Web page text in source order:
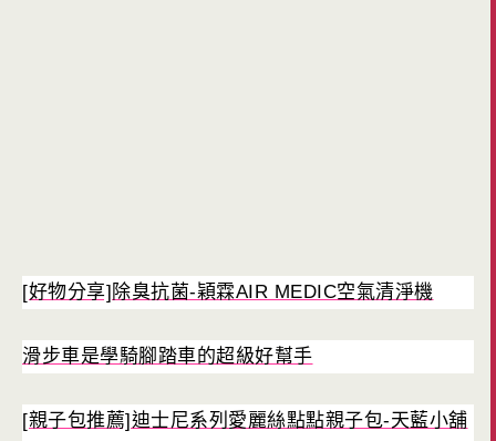
[好物分享]除臭抗菌-穎霖AIR MEDIC空氣清淨機
滑步車是學騎腳踏車的超級好幫手
[親子包推薦]迪士尼系列愛麗絲點點親子包-天藍小舖